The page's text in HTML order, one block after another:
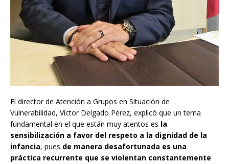
El director de Atención a Grupos en Situación de
Vulnerabilidad, Víctor Delgado Pérez, explicó que un tema
fundamental en el que están muy atentos es la
sensibilización a favor del respeto a la dignidad de la
infancia, pues de manera desafortunada es una
práctica recurrente que se violentan constantemente